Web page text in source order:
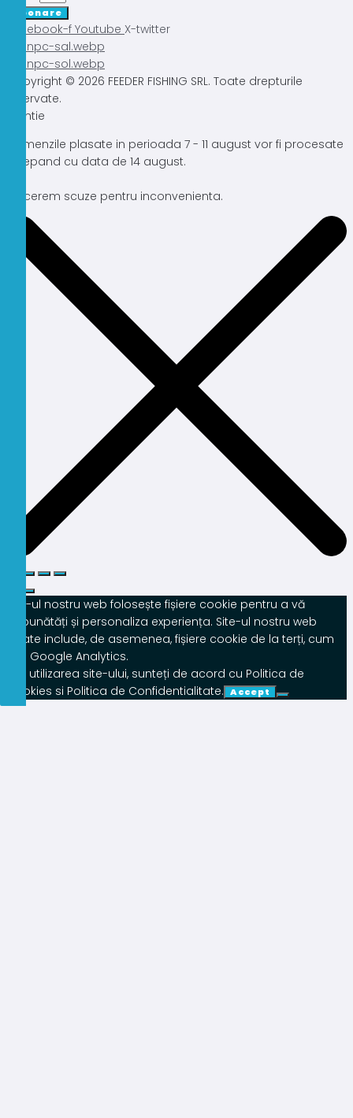
Abonare
Facebook-f Youtube X-twitter
Copyright © 2026 FEEDER FISHING SRL. Toate drepturile
rezervate.
Atentie
Comenzile plasate in perioada 7 - 11 august vor fi procesate
incepand cu data de 14 august.
Ne cerem scuze pentru inconvenienta.
Site-ul nostru web folosește fișiere cookie pentru a vă
îmbunătăți și personaliza experiența. Site-ul nostru web
poate include, de asemenea, fișiere cookie de la terți, cum
ar fi Google Analytics.
Prin utilizarea site-ului, sunteți de acord cu Politica de
Cookies si Politica de Confidentialitate. Accept